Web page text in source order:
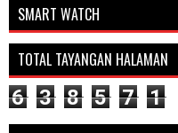
SMART WATCH
TOTAL TAYANGAN HALAMAN
6 3 8 5 7 1